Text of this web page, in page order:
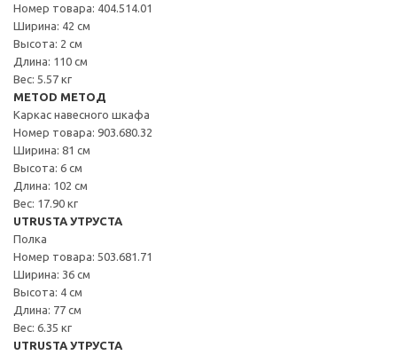
Номер товара: 404.514.01
Ширина: 42 см
Высота: 2 см
Длина: 110 см
Вес: 5.57 кг
METOD МЕТОД
Каркас навесного шкафа
Номер товара: 903.680.32
Ширина: 81 см
Высота: 6 см
Длина: 102 см
Вес: 17.90 кг
UTRUSTA УТРУСТА
Полка
Номер товара: 503.681.71
Ширина: 36 см
Высота: 4 см
Длина: 77 см
Вес: 6.35 кг
UTRUSTA УТРУСТА